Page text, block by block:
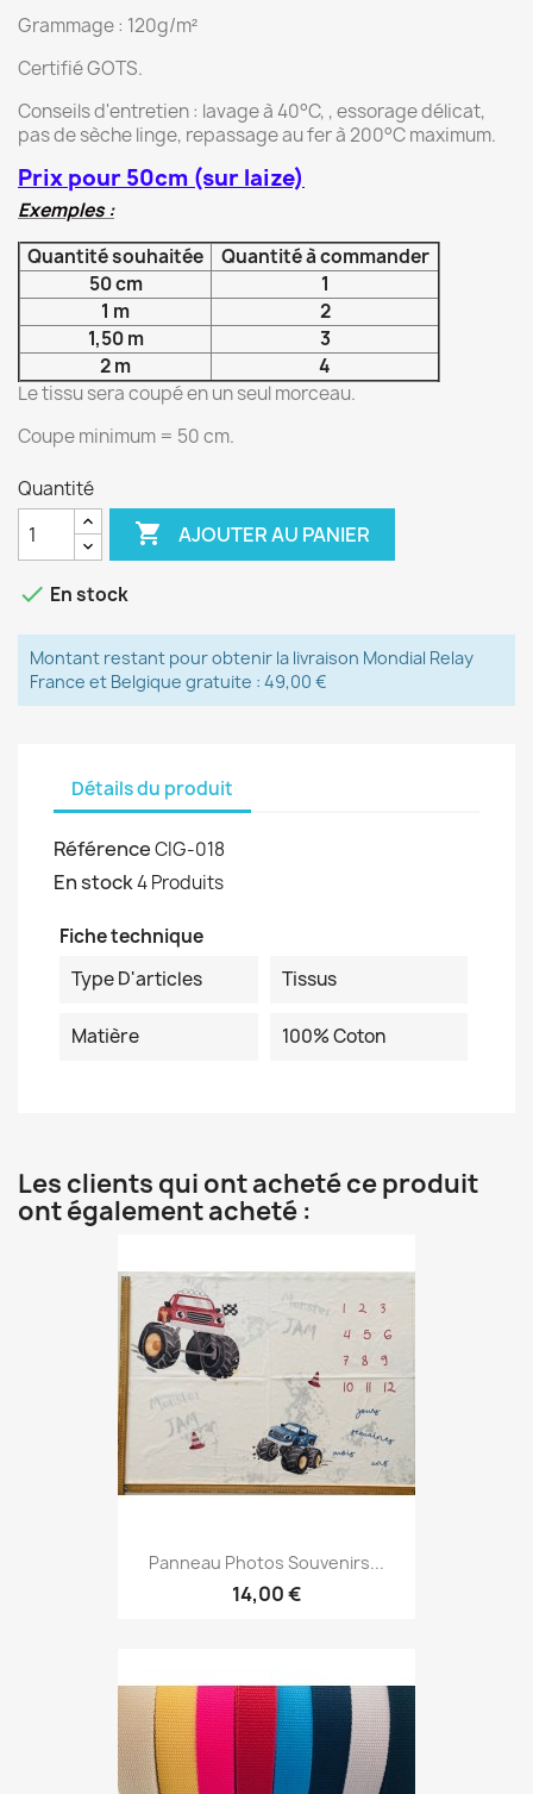
Grammage : 120g/m²
Certifié GOTS.
Conseils d'entretien : lavage à 40°C, , essorage délicat,
pas de sèche linge, repassage au fer à 200°C maximum.
Prix pour 50cm (sur laize)
Exemples :
Quantité souhaitée
Quantité à commander
50 cm
1
1 m
2
1,50 m
3
2 m
4
Le tissu sera coupé en un seul morceau.
Coupe minimum = 50 cm.
Quantité
 AJOUTER AU PANIER
 En stock
Montant restant pour obtenir la livraison Mondial Relay
France et Belgique gratuite : 49,00 €
Détails du produit
RéférenceCIG-018
En stock4 Produits
Fiche technique
Type D'articles
Tissus
Matière 100% Coton
Les clients qui ont acheté ce produit
ont également acheté :
Panneau Photos Souvenirs...
14,00 €